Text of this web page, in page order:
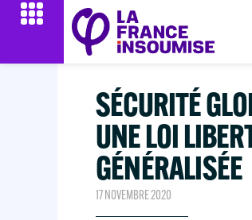
SÉCURITÉ
UNE LOI
GÉNÉRALISÉE
17 NOVEMBRE 2020